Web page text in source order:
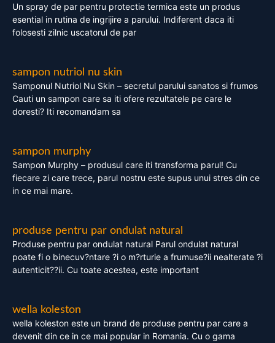
Un spray de par pentru protectie termica este un produs
esential in rutina de ingrijire a parului. Indiferent daca iti
folosesti zilnic uscatorul de par
sampon nutriol nu skin
Samponul Nutriol Nu Skin – secretul parului sanatos si frumos
Cauti un sampon care sa iti ofere rezultatele pe care le
doresti? Iti recomandam sa
sampon murphy
Sampon Murphy – produsul care iti transforma parul! Cu
fiecare zi care trece, parul nostru este supus unui stres din ce
in ce mai mare.
produse pentru par ondulat natural
Produse pentru par ondulat natural Parul ondulat natural
poate fi o binecuv?ntare ?i o m?rturie a frumuse?ii nealterate ?i
autenticit??ii. Cu toate acestea, este important
wella koleston
wella koleston este un brand de produse pentru par care a
devenit din ce in ce mai popular in Romania. Cu o gama